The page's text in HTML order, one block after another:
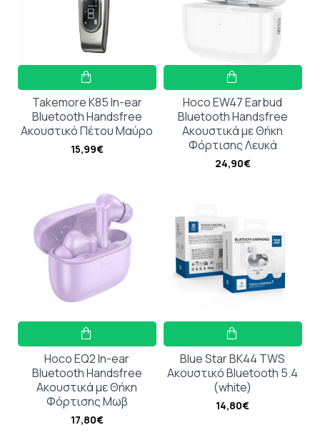
Takemore K85 In-ear
Bluetooth Handsfree
Ακουστικό Πέτου Μαύρο
15,99€
Hoco EW47 Earbud
Bluetooth Handsfree
Ακουστικά με Θήκη
Φόρτισης Λευκά
24,90€
Hoco EQ2 In-ear
Bluetooth Handsfree
Ακουστικά με Θήκη
Φόρτισης Μωβ
17,80€
Blue Star BK44 TWS
Ακουστικό Bluetooth 5.4
(white)
14,80€